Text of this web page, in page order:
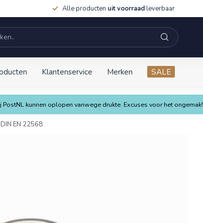
Alle producten uit voorraadleverbaar
Klantenservice Merken SALE
kunnen oplopen vanwege drukte. Excuses voor het ongemak!
EN 22568